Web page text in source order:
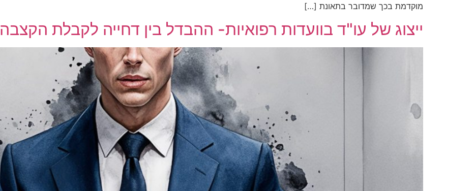
מוקדמת בכך שמדובר בתאונת […]
ייצוג של עו"ד בוועדות רפואיות- ההבדל בין דחייה לקבלת הקצבה